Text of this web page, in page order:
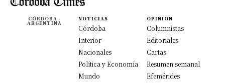
CÓRDOBA -
ARGENTINA
NOTICIAS
Córdoba
Interior
Nacionales
Política y Economía
Mundo
OPINION
Columnistas
Editoriales
Cartas
Resumen semanal
Efemérides